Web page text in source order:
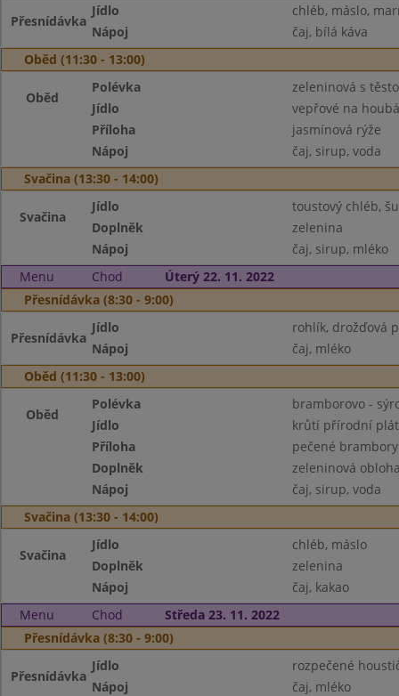
Přesnídávka
Jídlo
chléb, máslo,
Nápoj
čaj, bílá káva
Oběd (11:30 - 13:00)
Oběd
Polévka
zeleninová s
Jídlo
vepřové na
Příloha
jasmínová rýže
Nápoj
čaj, sirup, voda
Svačina (13:30 - 14:00)
Svačina
Jídlo
toustový chléb,
Doplněk
zelenina
Nápoj
čaj, sirup, mléko
Menu
Chod
Úterý 22. 11. 2022
Přesnídávka (8:30 - 9:00)
Přesnídávka
Jídlo
rohlík, drožďová
Nápoj
čaj, mléko
Oběd (11:30 - 13:00)
Oběd
Polévka
bramborovo -
Jídlo
krůtí přírodní
Příloha
pečené brambory
Doplněk
zeleninová
Nápoj
čaj, sirup, voda
Svačina (13:30 - 14:00)
Svačina
Jídlo
chléb, máslo
Doplněk
zelenina
Nápoj
čaj, kakao
Menu
Chod
Středa 23. 11. 2022
Přesnídávka (8:30 - 9:00)
Přesnídávka
Jídlo
rozpečené
Nápoj
čaj, mléko